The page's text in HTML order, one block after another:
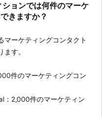
ョンでは何件のマーケ
きますか？
ーケティングコンタクト
す。
件のマーケティングコン
2,000件のマーケティン